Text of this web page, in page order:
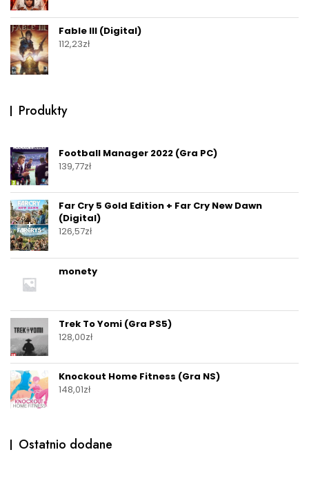
Fable III (Digital)
112,23zł
Produkty
Football Manager 2022 (Gra PC)
139,77zł
Far Cry 5 Gold Edition + Far Cry New Dawn
(Digital)
126,57zł
monety
Trek To Yomi (Gra PS5)
128,00zł
Knockout Home Fitness (Gra NS)
148,01zł
Ostatnio dodane